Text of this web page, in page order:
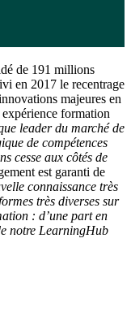
de 191 millions
en 2017 le recentrage
majeures en
formation
leader du marché de
de compétences
cesse aux côtés de
est garanti de
connaissance très
très diverses sur
: d’une part en
notre LearningHub